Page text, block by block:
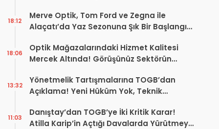
Merve Optik, Tom Ford ve Zegna ile
Alaçatı’da Yaz Sezonuna Şık Bir Başlangıç ​​
18:12
Optik Mağazalarındaki Hizmet Kalitesi
Mercek Altında! Görüşünüz Sektörün
18:06
Yönetmelik Tartışmalarına TOGB’dan
Açıklama! Yeni Hüküm Yok, Teknik
13:32
Danıştay’dan TOGB’ye İki Kritik Karar!
Atilla Karip’in Açtığı Davalarda Yürütmeyi
11:03